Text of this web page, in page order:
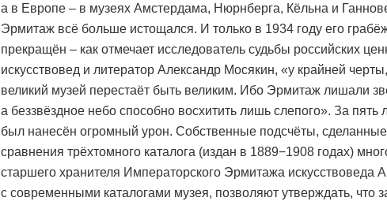
а в Европе – в музеях Амстердама, Нюрнберга, Кёльна и
Эрмитаж всё больше истощался. И только в 1934 году его
прекращён – как отмечает исследователь судьбы российских
искусствовед и литератор Александр Мосякин, «у крайней
великий музей перестаёт быть великим. Ибо Эрмитаж лишали
а беззвёздное небо способно восхитить лишь слепого». За пять
был нанесён огромный урон. Собственные подсчёты,
сравнения трёхтомного каталога (издан в 1889−1908 годах)
старшего хранителя Императорского Эрмитажа искусствоведа
с современными каталогами музея, позволяют утверждать, что